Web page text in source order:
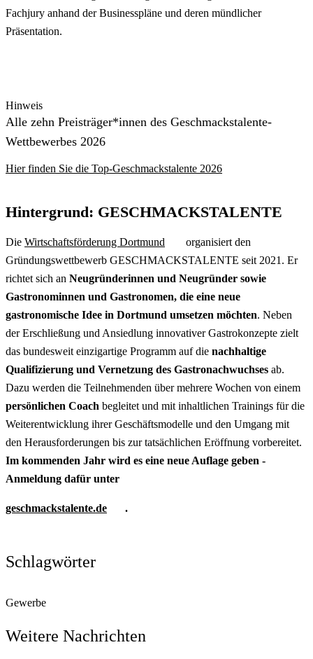
Fachjury anhand der Businesspläne und deren mündlicher
Präsentation.
Hinweis
Alle zehn Preisträger*innen des Geschmackstalente-
Wettbewerbes 2026
Hier finden Sie die Top-Geschmackstalente 2026
Hintergrund: GESCHMACKSTALENTE
Die Wirtschaftsförderung Dortmund
organisiert den
Gründungswettbewerb GESCHMACKSTALENTE seit 2021. Er
richtet sich an Neugründerinnen und Neugründer sowie
Gastronominnen und Gastronomen, die eine neue
gastronomische Idee in Dortmund umsetzen möchten. Neben
der Erschließung und Ansiedlung innovativer Gastrokonzepte zielt
das bundesweit einzigartige Programm auf die nachhaltige
Qualifizierung und Vernetzung des Gastronachwuchses ab.
Dazu werden die Teilnehmenden über mehrere Wochen von einem
persönlichen Coach begleitet und mit inhaltlichen Trainings für die
Weiterentwicklung ihrer Geschäftsmodelle und den Umgang mit
den Herausforderungen bis zur tatsächlichen Eröffnung vorbereitet.
Im kommenden Jahr wird es eine neue Auflage geben -
Anmeldung dafür unter
geschmackstalente.de .
Schlagwörter
Gewerbe
Weitere Nachrichten